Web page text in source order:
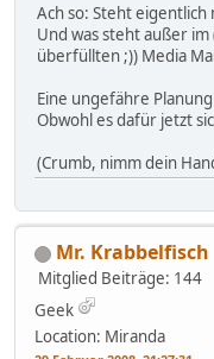
Ach so: Steht
Und was steht außer
überfüllten ;)) Media
Eine ungefähre
Obwohl es dafür jetzt
(Crumb, nimm dein
Mr. Krabbelfisch
Mitglied Beiträge: 144
Geek
Location: Miranda